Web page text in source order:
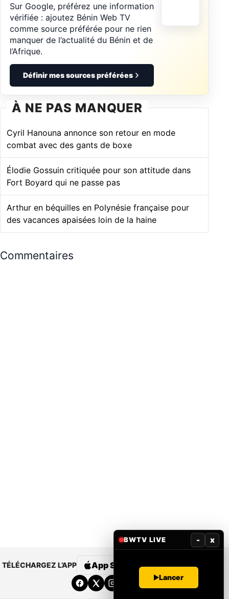
Sur Google, préférez une information
vérifiée : ajoutez Bénin Web TV
comme source préférée pour ne rien
manquer de l’actualité du Bénin et de
l’Afrique.
Définir mes sources préférées
À NE PAS MANQUER
Cyril Hanouna annonce son retour en mode
combat avec des gants de boxe
Élodie Gossuin critiquée pour son attitude dans
Fort Boyard qui ne passe pas
Arthur en béquilles en Polynésie française pour
des vacances apaisées loin de la haine
Commentaires
TÉLÉCHARGEZ L’APP App Store Google Play
BWTV LIVE - x
Lancer